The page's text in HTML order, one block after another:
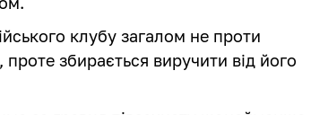
клубу загалом не проти
проте збирається виручити від його